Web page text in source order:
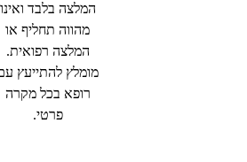
המלצה בלבד ואינו
מהווה תחליף או
המלצה רפואית.
מומלץ להתייעץ עם
רופא בכל מקרה
פרטי.